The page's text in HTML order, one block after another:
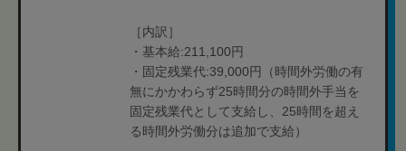
［内訳］
・基本給:211,100円
・固定残業代:39,000円（時間外労働の有
無にかかわらず25時間分の時間外手当を
固定残業代として支給し、25時間を超え
る時間外労働分は追加で支給）